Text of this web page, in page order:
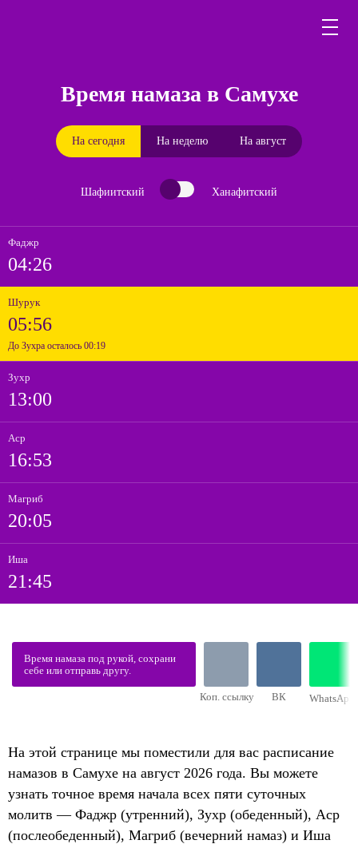
Время намаза в Самухе
На сегодня На неделю На август
Шафиитский Ханафитский
Фаджр
04:26
Шурук
05:56
До Зухра осталось 00:19
Зухр
13:00
Аср
16:53
Магриб
20:05
Иша
21:45
Время намаза под рукой, сохрани
себе или отправь другу.
Коп. ссылку ВК WhatsApp
На этой странице мы поместили для вас расписание
намазов в Самухе на август 2026 года. Вы можете
узнать точное время начала всех пяти суточных
молитв — Фаджр (утренний), Зухр (обеденный), Аср
(послеобеденный), Магриб (вечерний намаз) и Иша